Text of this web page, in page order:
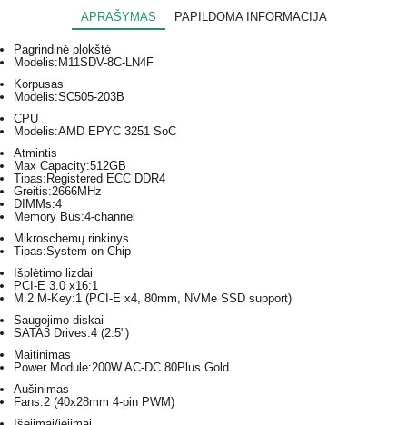
APRAŠYMAS PAPILDOMA INFORMACIJA
Pagrindinė plokštė
Modelis:M11SDV-8C-LN4F
Korpusas
Modelis:SC505-203B
CPU
Modelis:AMD EPYC 3251 SoC
Atmintis
Max Capacity:512GB
Tipas:Registered ECC DDR4
Greitis:2666MHz
DIMMs:4
Memory Bus:4-channel
Mikroschemų rinkinys
Tipas:System on Chip
Išplėtimo lizdai
PCI-E 3.0 x16:1
M.2 M-Key:1 (PCI-E x4, 80mm, NVMe SSD support)
Saugojimo diskai
SATA3 Drives:4 (2.5")
Maitinimas
Power Module:200W AC-DC 80Plus Gold
Aušinimas
Fans:2 (40x28mm 4-pin PWM)